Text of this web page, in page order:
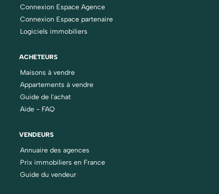
Connexion Espace Agence
Connexion Espace partenaire
Logiciels immobiliers
ACHETEURS
Maisons à vendre
Appartements à vendre
Guide de l'achat
Aide - FAQ
VENDEURS
Annuaire des agences
Prix immobiliers en France
Guide du vendeur